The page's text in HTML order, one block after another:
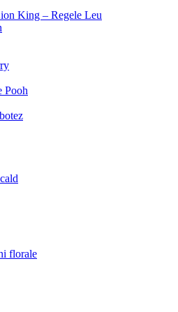
King – Regele Leu
Pooh
florale